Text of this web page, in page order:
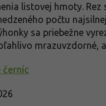
listovej hmoty.
počtu
sa priebežne
mrazuvzdorné,
černíc